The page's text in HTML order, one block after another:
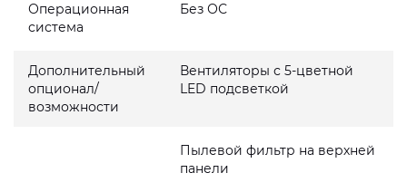
Операционная
система
Без ОС
Дополнительный
опционал/
возможности
Вентиляторы с 5-цветной
LED подсветкой
Пылевой фильтр на верхней
панели